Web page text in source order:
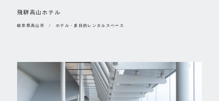
飛騨高山ホテル
岐阜県高山市 / ホテル・多目的レンタルスペース